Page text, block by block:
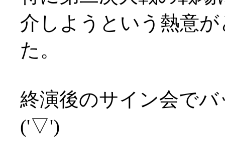
介しようという熱意
た。
終演後のサイン会で
('▽')